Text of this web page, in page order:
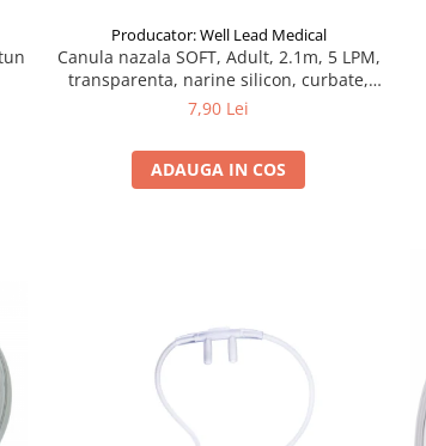
Producator: Well Lead Medical
Canula nazala SOFT, Adult, 2.1m, 5 LPM,
transparenta, narine silicon, curbate,
cilindrice
7,90 Lei
ADAUGA IN COS